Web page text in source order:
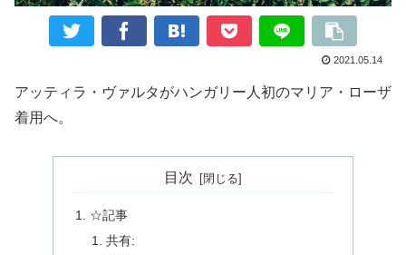
2021.05.14
アッティラ・ヴァルタがハンガリー人初のマリア・ローザ
着用へ。
目次
☆記事
共有: